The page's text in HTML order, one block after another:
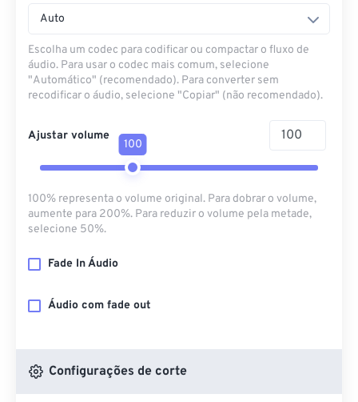
Auto
Escolha um codec para codificar ou compactar o fluxo de
áudio. Para usar o codec mais comum, selecione
"Automático" (recomendado). Para converter sem
recodificar o áudio, selecione "Copiar" (não recomendado).
Ajustar volume
100
100% representa o volume original. Para dobrar o volume,
aumente para 200%. Para reduzir o volume pela metade,
selecione 50%.
Fade In Áudio
Áudio com fade out
Configurações de corte